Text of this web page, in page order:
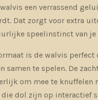
een verrassend
Dat zorgt voor extra
speelinstinct van je
is de walvis perfect
samen te spelen. De
om mee te knuffelen
die dol zijn op interactief